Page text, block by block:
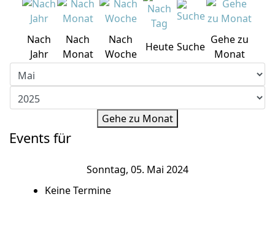
Nach
Jahr
Nach
Monat
Nach
Woche
Heute Suche
Gehe zu
Monat
Gehe zu Monat
Events für
Sonntag, 05. Mai 2024
Keine Termine